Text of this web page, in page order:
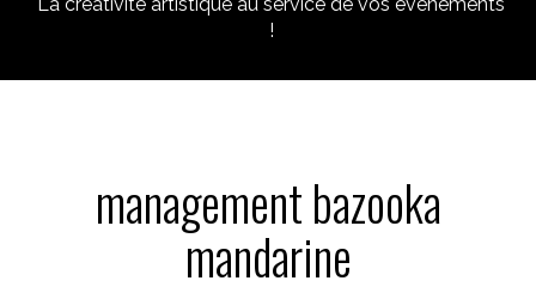
!
management bazooka
mandarine